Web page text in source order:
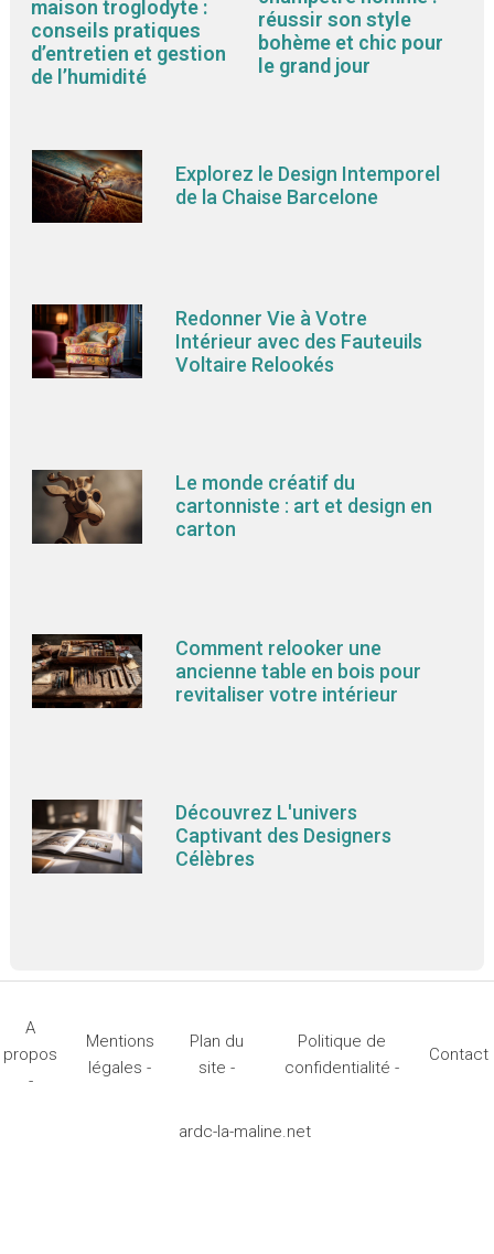
maison troglodyte :
conseils pratiques
d’entretien et gestion
de l’humidité
réussir son style
bohème et chic pour
le grand jour
Explorez le Design Intemporel
de la Chaise Barcelone
Redonner Vie à Votre
Intérieur avec des Fauteuils
Voltaire Relookés
Le monde créatif du
cartonniste : art et design en
carton
Comment relooker une
ancienne table en bois pour
revitaliser votre intérieur
Découvrez L'univers
Captivant des Designers
Célèbres
A
propos
-
Mentions
légales -
Plan du
site -
Politique de
confidentialité -
Contact
ardc-la-maline.net